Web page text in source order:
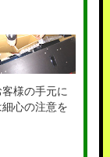
様の手元に
心の注意を